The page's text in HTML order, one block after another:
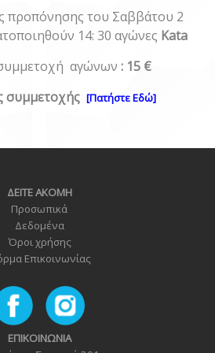
προπόνησης του Σαββάτου 2
14: 30 αγώνες Kata
αγώνων : 15 €
συμμετοχής [Πατήστε Εδώ]
ΔΕΙΤΕ ΑΚΟΜΗ
Προσωπικά
Δεδομένα
Όροι χρήσης
Επικοινωνίας
ΕΠΙΚΟΙΝΩΝΙΑ